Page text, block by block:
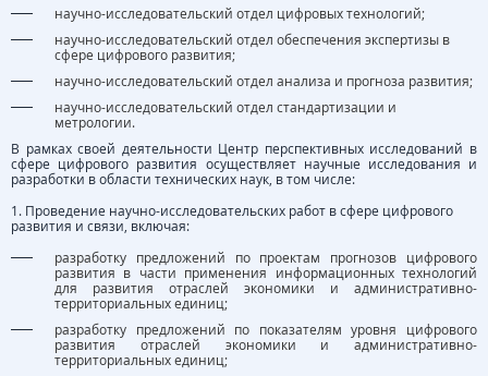
научно-исследовательский отдел цифровых технологий;
научно-исследовательский отдел обеспечения экспертизы в
сфере цифрового развития;
научно-исследовательский отдел анализа и прогноза развития;
научно-исследовательский отдел стандартизации и
метрологии.
В рамках своей деятельности Центр перспективных исследований в
сфере цифрового развития осуществляет научные исследования и
разработки в области технических наук, в том числе:
1. Проведение научно-исследовательских работ в сфере цифрового
развития и связи, включая:
разработку предложений по проектам прогнозов цифрового
развития в части применения информационных технологий
для развития отраслей экономики и административно-
территориальных единиц;
разработку предложений по показателям уровня цифрового
развития отраслей экономики и административно-
территориальных единиц;